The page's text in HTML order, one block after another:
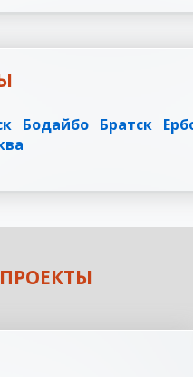
Бодайбо Братск